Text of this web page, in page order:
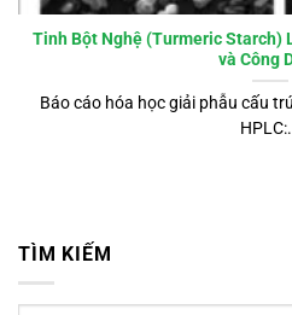
Tinh Bột Nghệ (Turmeric Starch)
và Công
Báo cáo hóa học giải phẫu cấu
TÌM KIẾM